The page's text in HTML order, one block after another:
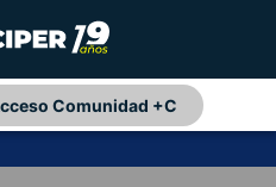
Comunidad +C